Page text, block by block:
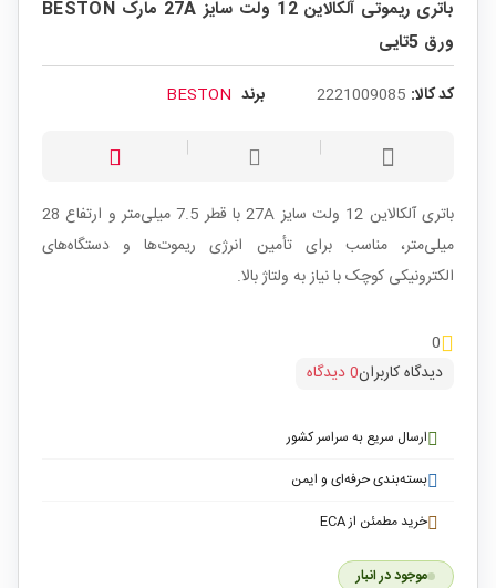
باتری ریموتی آلکالاین 12 ولت سایز 27A مارک BESTON
ورق 5تایی
کد کالا: 2221009085 برند BESTON
باتری آلکالاین 12 ولت سایز 27A با قطر 7.5 میلی‌متر و ارتفاع 28
میلی‌متر، مناسب برای تأمین انرژی ریموت‌ها و دستگاه‌های
الکترونیکی کوچک با نیاز به ولتاژ بالا.
0
دیدگاه کاربران0 دیدگاه
ارسال سریع به سراسر کشور
بسته‌بندی حرفه‌ای و ایمن
خرید مطمئن از ECA
موجود در انبار